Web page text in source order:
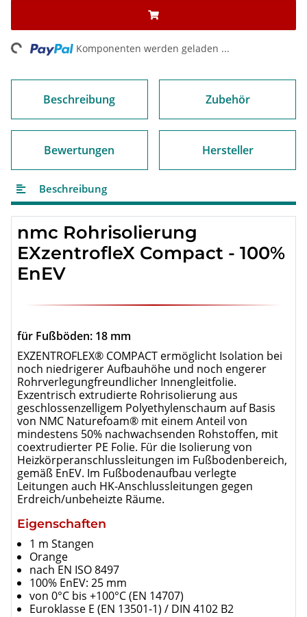
Loading... Komponenten werden geladen ...
Beschreibung Zubehör
Bewertungen Hersteller
Beschreibung
nmc Rohrisolierung
EXzentrofleX Compact - 100%
EnEV
für Fußböden: 18 mm
EXZENTROFLEX® COMPACT ermöglicht Isolation bei
noch niedrigerer Aufbauhöhe und noch engerer
Rohrverlegungfreundlicher Innengleitfolie.
Exzentrisch extrudierte Rohrisolierung aus
geschlossenzelligem Polyethylenschaum auf Basis
von NMC Naturefoam® mit einem Anteil von
mindestens 50% nachwachsenden Rohstoffen, mit
coextrudierter PE Folie. Für die Isolierung von
Heizkörperanschlussleitungen im Fußbodenbereich,
gemäß EnEV. Im Fußbodenaufbau verlegte
Leitungen auch HK-Anschlussleitungen gegen
Erdreich/unbeheizte Räume.
Eigenschaften
1 m Stangen
Orange
nach EN ISO 8497
100% EnEV: 25 mm
von 0°C bis +100°C (EN 14707)
Euroklasse E (EN 13501-1) / DIN 4102 B2